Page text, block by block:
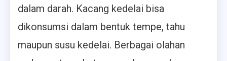
dalam darah. Kacang kedelai bisa
dikonsumsi dalam bentuk tempe, tahu
maupun susu kedelai. Berbagai olahan